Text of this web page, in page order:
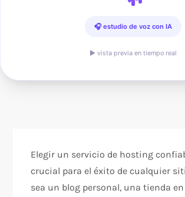
🎧 estudio de voz con IA
▶ vista previa en tiempo real
Elegir un servicio de hosting
crucial para el éxito de cualquier
sea un blog personal, una tienda